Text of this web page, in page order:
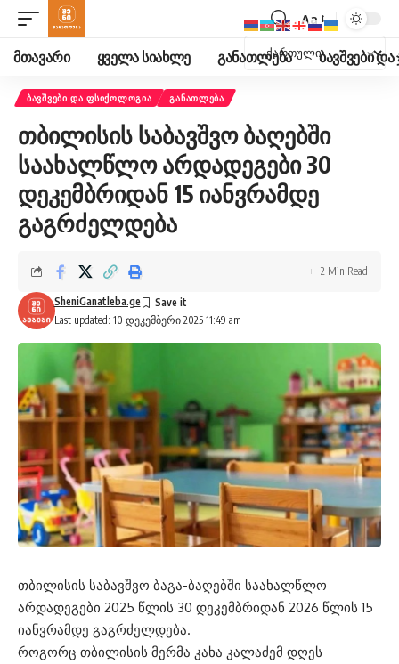
Font
Resizer
Aa
მთავარი ყველა სიახლე განათლება ბავშვები
ᲑᲐᲕᲨᲕᲔᲑᲘ ᲓᲐ ᲤᲡᲘᲥᲝᲚᲝᲒᲘᲐ ᲒᲐᲜᲐᲗᲚᲔᲑᲐ
თბილისის საბავშვო ბაღებში
საახალწლო არდადეგები 30
დეკემბრიდან 15 იანვრამდე
გაგრძელდება
Last updated: 10 დეკემბერი 2025 11:49 am
SheniGanatleba.ge
2 Min Read
თბილისის საბავშვო ბაგა-ბაღებში საახალწლო
არდადეგები 2025 წლის 30 დეკემბრიდან 2026 წლის 15
იანვრამდე გაგრძელდება.
როგორც თბილისის მერმა კახა კალაძემ დღეს